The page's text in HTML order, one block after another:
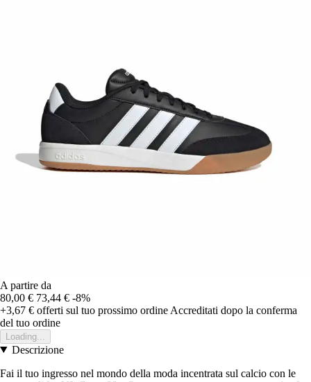
A partire da
80,00 € 73,44 € -8%
+3,67 € offerti sul tuo prossimo ordine Accreditati dopo la conferma
del tuo ordine
Loading...
Descrizione
Fai il tuo ingresso nel mondo della moda incentrata sul calcio con le